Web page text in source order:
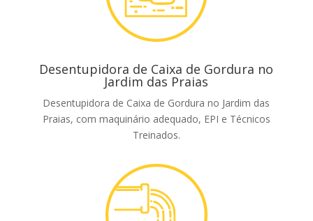
Desentupidora de Caixa de Gordura no
Jardim das Praias
Desentupidora de Caixa de Gordura no Jardim das
Praias, com maquinário adequado, EPI e Técnicos
Treinados.